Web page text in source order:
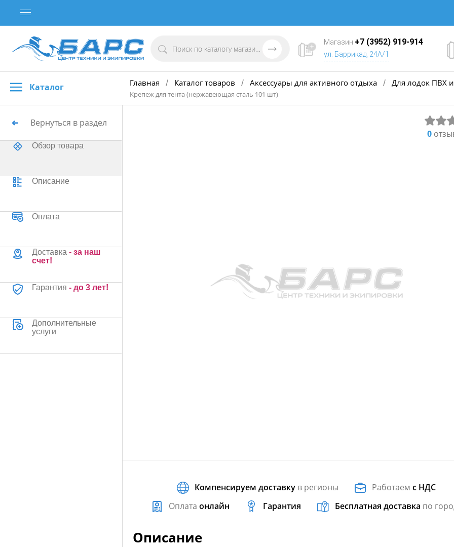
Магазин +7 (3952) 919-914
ул. Баррикад, 24А/1
Каталог Главная / Каталог товаров / Аксессуары для активного отдыха / Для лодок ПВХ и
Крепеж для тента (нержавеющая сталь 101 шт)
Вернуться в раздел
Обзор товара
Описание
Оплата
Доставка - за наш
счет!
Гарантия - до 3 лет!
Дополнительные
услуги
0
Компенсируем доставку в регионы Работаемс НДС
Оплата онлайн Гарантия Бесплатная доставка по
Описание